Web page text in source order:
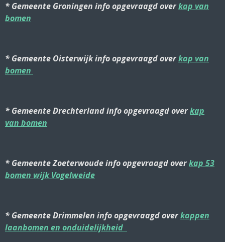
* Gemeente Groningen info opgevraagd overkap van
bomen
* Gemeente Oisterwijk info opgevraagd overkap van
bomen
* Gemeente Drechterland info opgevraagd overkap
van bomen
* Gemeente Zoeterwoude info opgevraagd overkap 53
bomen wijk Vogelweide
* Gemeente Drimmelen info opgevraagd overkappen
laanbomen en onduidelijkheid